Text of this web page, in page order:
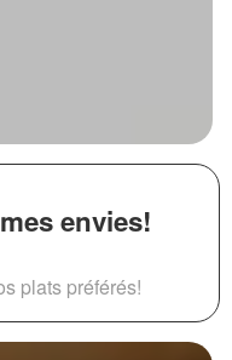
envies!
plats préférés!